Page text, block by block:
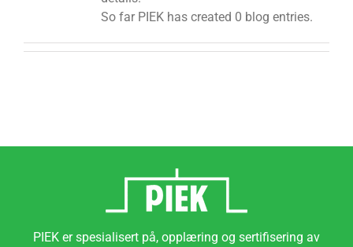
So far PIEK has created 0 blog entries.
PIEK er spesialisert på, opplæring og sertifisering av